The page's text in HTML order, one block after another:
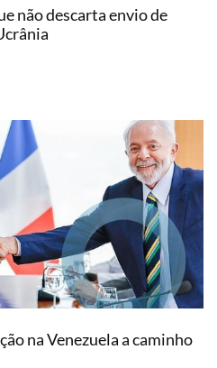
não descarta envio de
na Venezuela a caminho